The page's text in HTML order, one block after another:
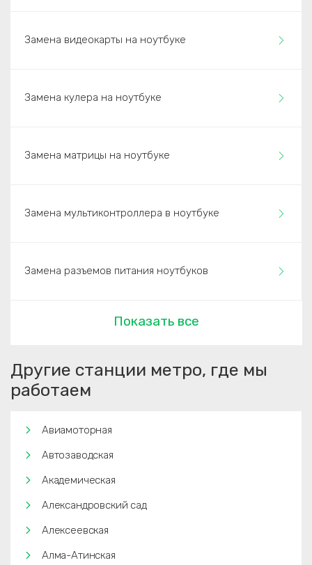
Замена видеокарты на ноутбуке
Замена кулера на ноутбуке
Замена матрицы на ноутбуке
Замена мультиконтроллера в ноутбуке
Замена разъемов питания ноутбуков
Показать все
Другие станции метро, где мы
работаем
Авиамоторная
Автозаводская
Академическая
Александровский сад
Алексеевская
Алма-Атинская